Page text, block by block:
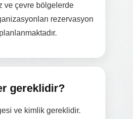
ve çevre bölgelerde
rezervasyon
gereklidir?
ve kimlik gereklidir.